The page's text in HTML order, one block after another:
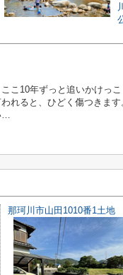
こ10年ずっと追いかけっ
れると、ひどく傷つきま
那珂川市山田1010番1土地